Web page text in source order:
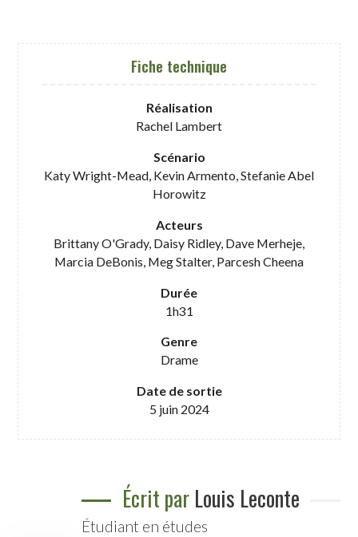
Fiche technique
Réalisation
Rachel Lambert
Scénario
Katy Wright-Mead, Kevin Armento, Stefanie Abel
Horowitz
Acteurs
Brittany O'Grady, Daisy Ridley, Dave Merheje,
Marcia DeBonis, Meg Stalter, Parcesh Cheena
Durée
1h31
Genre
Drame
Date de sortie
5 juin 2024
Écrit par Louis Leconte
Étudiant en études